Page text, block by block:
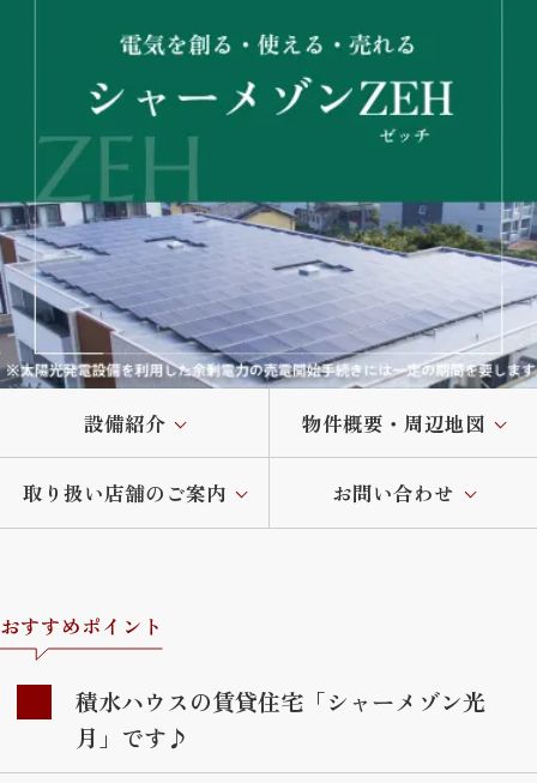
設備紹介 物件概要・周辺地図
取り扱い店舗のご案内 お問い合わせ
おすすめポイント
積水ハウスの賃貸住宅「シャーメゾン光
月」です♪